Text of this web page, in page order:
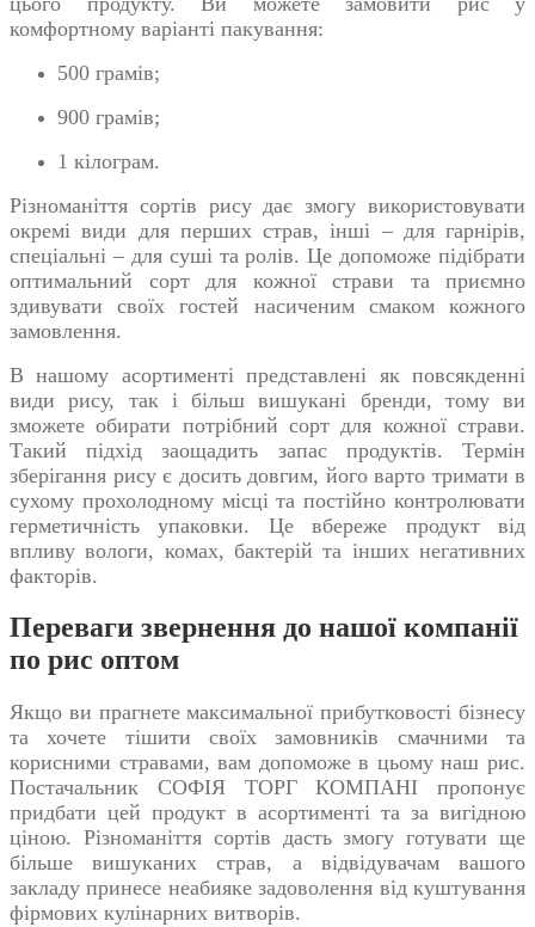
комфортному варіанті пакування:
500 грамів;
900 грамів;
1 кілограм.
Різноманіття сортів рису дає змогу використовувати
окремі види для перших страв, інші – для гарнірів,
спеціальні – для суші та ролів. Це допоможе підібрати
оптимальний сорт для кожної страви та приємно
здивувати своїх гостей насиченим смаком кожного
замовлення.
В нашому асортименті представлені як повсякденні
види рису, так і більш вишукані бренди, тому ви
зможете обирати потрібний сорт для кожної страви.
Такий підхід заощадить запас продуктів. Термін
зберігання рису є досить довгим, його варто тримати в
сухому прохолодному місці та постійно контролювати
герметичність упаковки. Це вбереже продукт від
впливу вологи, комах, бактерій та інших негативних
факторів.
Переваги звернення до нашої компанії
по рис оптом
Якщо ви прагнете максимальної прибутковості бізнесу
та хочете тішити своїх замовників смачними та
корисними стравами, вам допоможе в цьому наш рис.
Постачальник СОФІЯ ТОРГ КОМПАНІ пропонує
придбати цей продукт в асортименті та за вигідною
ціною. Різноманіття сортів дасть змогу готувати ще
більше вишуканих страв, а відвідувачам вашого
закладу принесе неабияке задоволення від куштування
фірмових кулінарних витворів.